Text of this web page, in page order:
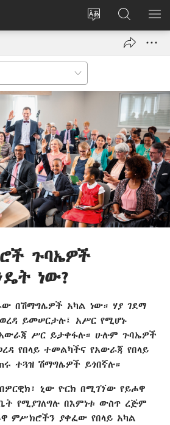
የድረ
ግባ
(አዲስ
JW.ORG
ላይ
መፈለጊያ
ጉባኤዎች
ነው?
በሽማግሌዎች አካል ነው። ሃያ ገደማ
ይመሠርታሉ፤ አሥር የሚሆኑ
ሥር ይታቀፋሉ። ሁሉም ጉባኤዎች
የበላይ ተመልካችና የአውራጃ የበላይ
ተጓዝ ሽማግሌዎች ይጎበኛሉ።
ኒው ዮርክ በሚገኘው የይሖዋ
የሚያገለግሉ በእምነቱ ውስጥ ረጅም
ምሥክሮችን ያቀፈው የበላይ አካል